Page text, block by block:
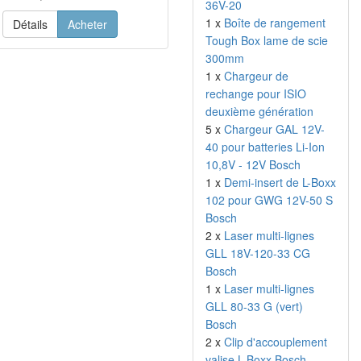
Détails
Acheter
36V-20
1 x Boîte de rangement
Tough Box lame de scie
300mm
1 x Chargeur de
rechange pour ISIO
deuxième génération
5 x Chargeur GAL 12V-
40 pour batteries Li-Ion
10,8V - 12V Bosch
1 x Demi-insert de L-Boxx
102 pour GWG 12V-50 S
Bosch
2 x Laser multi-lignes
GLL 18V-120-33 CG
Bosch
1 x Laser multi-lignes
GLL 80-33 G (vert)
Bosch
2 x Clip d'accouplement